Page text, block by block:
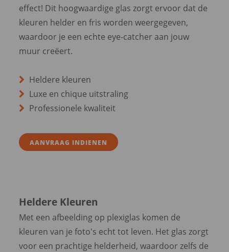
effect! Dit hoogwaardige glas zorgt ervoor dat de
kleuren helder en fris worden weergegeven,
waardoor je een echte eye-catcher aan jouw
muur creëert.
Heldere kleuren
Luxe en chique uitstraling
Professionele kwaliteit
AANVRAAG INDIENEN
Heldere Kleuren
Met een afbeelding op plexiglas komen de
kleuren van je foto's echt tot leven. Het glas zorgt
voor een prachtige helderheid, waardoor zelfs de